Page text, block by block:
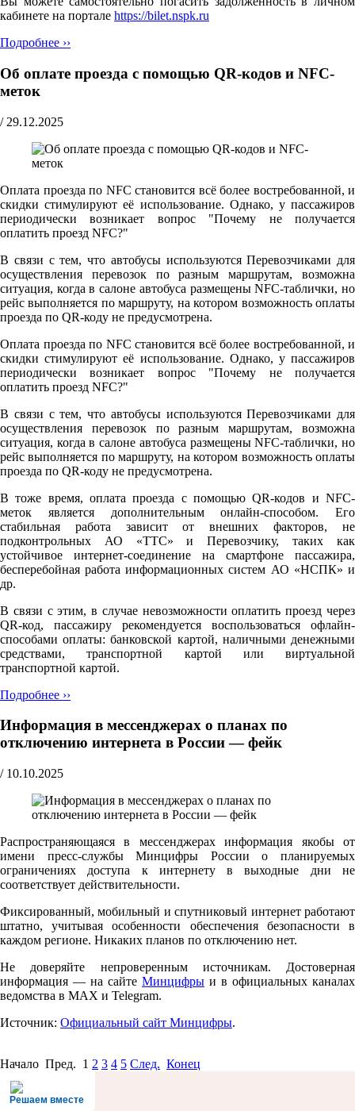
кабинете на портале https://bilet.nspk.ru
Подробнее ››
Об оплате проезда с помощью QR-кодов и NFC-
меток
/ 29.12.2025
Оплата проезда по NFC становится всё более востребованной, и
скидки стимулируют её использование. Однако, у пассажиров
периодически возникает вопрос "Почему не получается
оплатить проезд NFC?"
В связи с тем, что автобусы используются Перевозчиками для
осуществления перевозок по разным маршрутам, возможна
ситуация, когда в салоне автобуса размещены NFC-таблички, но
рейс выполняется по маршруту, на котором возможность оплаты
проезда по QR-коду не предусмотрена.
Оплата проезда по NFC становится всё более востребованной, и
скидки стимулируют её использование. Однако, у пассажиров
периодически возникает вопрос "Почему не получается
оплатить проезд NFC?"
В связи с тем, что автобусы используются Перевозчиками для
осуществления перевозок по разным маршрутам, возможна
ситуация, когда в салоне автобуса размещены NFC-таблички, но
рейс выполняется по маршруту, на котором возможность оплаты
проезда по QR-коду не предусмотрена.
В тоже время, оплата проезда с помощью QR-кодов и NFC-
меток является дополнительным онлайн-способом. Его
стабильная работа зависит от внешних факторов, не
подконтрольных АО «ТТС» и Перевозчику, таких как
устойчивое интернет-соединение на смартфоне пассажира,
бесперебойная работа информационных систем АО «НСПК» и
др.
В связи с этим, в случае невозможности оплатить проезд через
QR-код, пассажиру рекомендуется воспользоваться офлайн-
способами оплаты: банковской картой, наличными денежными
средствами, транспортной картой или виртуальной
транспортной картой.
Подробнее ››
Информация в мессенджерах о планах по
отключению интернета в России — фейк
/ 10.10.2025
Распространяющаяся в мессенджерах информация якобы от
имени пресс-службы Минцифры России о планируемых
ограничениях доступа к интернету в выходные дни не
соответствует действительности.
Фиксированный, мобильный и спутниковый интернет работают
штатно, учитывая особенности обеспечения безопасности в
каждом регионе. Никаких планов по отключению нет.
Не доверяйте непроверенным источникам. Достоверная
информация — на сайте Минцифры и в официальных каналах
ведомства в MAX и Telegram.
Источник: Официальный сайт Минцифры.
Начало Пред. 1 2 3 4 5 След. Конец
Решаем вместе